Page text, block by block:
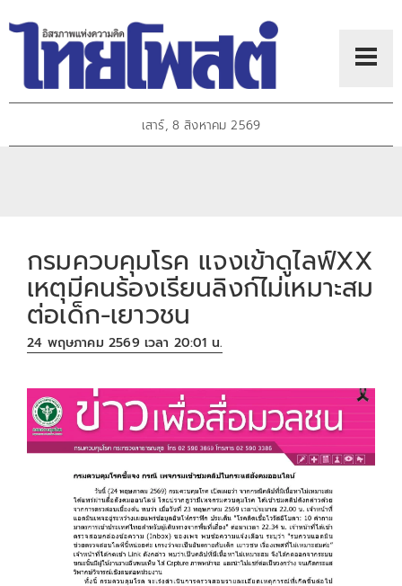
เสาร์, 8 สิงหาคม 2569
กรมควบคุมโรค แจงเข้าดูไลฟ์XX
เหตุมีคนร้องเรียนลิงก์ไม่เหมาะสม
ต่อเด็ก-เยาวชน
24 พฤษภาคม 2569 เวลา 20:01 น.